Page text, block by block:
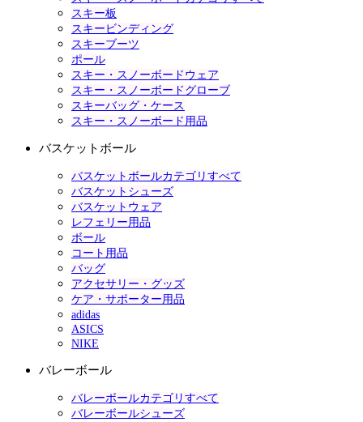
スキー板
スキービンディング
スキーブーツ
ポール
スキー・スノーボードウェア
スキー・スノーボードグローブ
スキーバッグ・ケース
スキー・スノーボード用品
バスケットボール
バスケットボールカテゴリすべて
バスケットシューズ
バスケットウェア
レフェリー用品
ボール
コート用品
バッグ
アクセサリー・グッズ
ケア・サポーター用品
adidas
ASICS
NIKE
バレーボール
バレーボールカテゴリすべて
バレーボールシューズ